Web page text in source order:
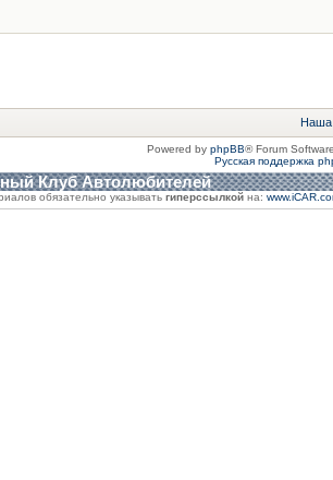
Наша
Powered by phpBB® Forum
Русская поддержка
Клуб Автолюбителей
обязательно указывать гиперссылкой на: